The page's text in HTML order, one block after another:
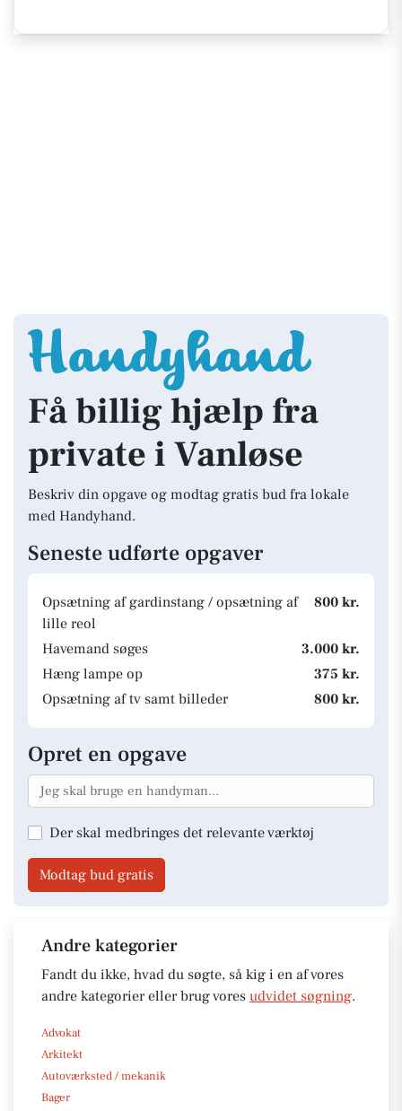
Få billig hjælp fra
private i Vanløse
Beskriv din opgave og modtag gratis bud fra lokale
med Handyhand.
Seneste udførte opgaver
Opsætning af gardinstang / opsætning af
lille reol
800 kr.
Havemand søges
3.000 kr.
Hæng lampe op
375 kr.
Opsætning af tv samt billeder
800 kr.
Opret en opgave
Der skal medbringes det relevante værktøj
Modtag bud gratis
Andre kategorier
Fandt du ikke, hvad du søgte, så kig i en af vores
andre kategorier eller brug vores udvidet søgning.
Advokat
Arkitekt
Autoværksted / mekanik
Bager